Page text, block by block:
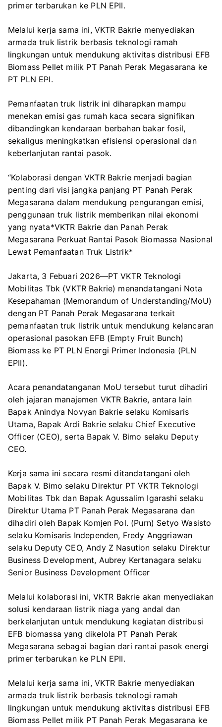
primer terbarukan ke PLN EPII.
Melalui kerja sama ini, VKTR Bakrie menyediakan
armada truk listrik berbasis teknologi ramah
lingkungan untuk mendukung aktivitas distribusi EFB
Biomass Pellet milik PT Panah Perak Megasarana ke
PT PLN EPI.
Pemanfaatan truk listrik ini diharapkan mampu
menekan emisi gas rumah kaca secara signifikan
dibandingkan kendaraan berbahan bakar fosil,
sekaligus meningkatkan efisiensi operasional dan
keberlanjutan rantai pasok.
“Kolaborasi dengan VKTR Bakrie menjadi bagian
penting dari visi jangka panjang PT Panah Perak
Megasarana dalam mendukung pengurangan emisi,
penggunaan truk listrik memberikan nilai ekonomi
yang nyata*VKTR Bakrie dan Panah Perak
Megasarana Perkuat Rantai Pasok Biomassa Nasional
Lewat Pemanfaatan Truk Listrik*
Jakarta, 3 Febuari 2026—PT VKTR Teknologi
Mobilitas Tbk (VKTR Bakrie) menandatangani Nota
Kesepahaman (Memorandum of Understanding/MoU)
dengan PT Panah Perak Megasarana terkait
pemanfaatan truk listrik untuk mendukung kelancaran
operasional pasokan EFB (Empty Fruit Bunch)
Biomass ke PT PLN Energi Primer Indonesia (PLN
EPII).
Acara penandatanganan MoU tersebut turut dihadiri
oleh jajaran manajemen VKTR Bakrie, antara lain
Bapak Anindya Novyan Bakrie selaku Komisaris
Utama, Bapak Ardi Bakrie selaku Chief Executive
Officer (CEO), serta Bapak V. Bimo selaku Deputy
CEO.
Kerja sama ini secara resmi ditandatangani oleh
Bapak V. Bimo selaku Direktur PT VKTR Teknologi
Mobilitas Tbk dan Bapak Agussalim Igarashi selaku
Direktur Utama PT Panah Perak Megasarana dan
dihadiri oleh Bapak Komjen Pol. (Purn) Setyo Wasisto
selaku Komisaris Independen, Fredy Anggriawan
selaku Deputy CEO, Andy Z Nasution selaku Direktur
Business Development, Aubrey Kertanagara selaku
Senior Business Development Officer
Melalui kolaborasi ini, VKTR Bakrie akan menyediakan
solusi kendaraan listrik niaga yang andal dan
berkelanjutan untuk mendukung kegiatan distribusi
EFB biomassa yang dikelola PT Panah Perak
Megasarana sebagai bagian dari rantai pasok energi
primer terbarukan ke PLN EPII.
Melalui kerja sama ini, VKTR Bakrie menyediakan
armada truk listrik berbasis teknologi ramah
lingkungan untuk mendukung aktivitas distribusi EFB
Biomass Pellet milik PT Panah Perak Megasarana ke